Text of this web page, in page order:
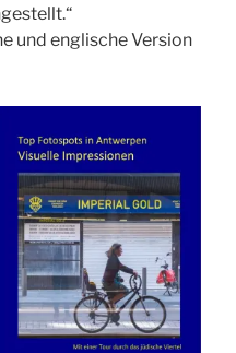
und englische Version